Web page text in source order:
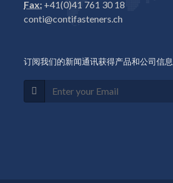
Fax: +41(0)41 761 30 18
conti@contifasteners.ch
订阅我们的新闻通讯获得产品和公司信息